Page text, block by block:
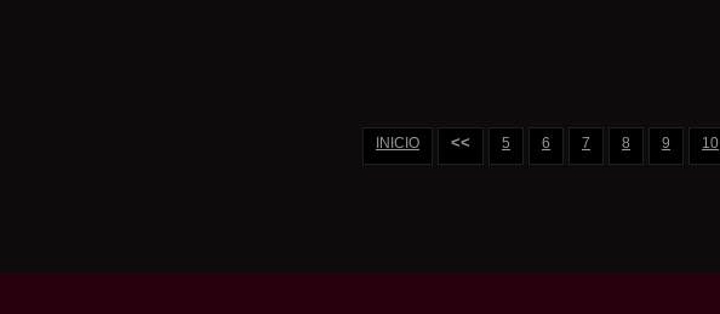
INICIO << 5 6 7 8 9 10